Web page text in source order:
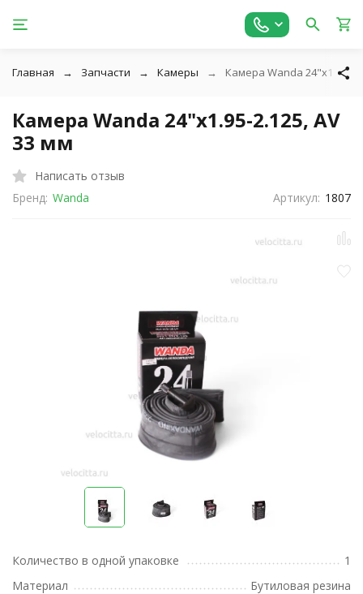
Главная Запчасти Камеры Камера Wanda 24"x1.95-
Камера Wanda 24"x1.95-2.125, AV
33 мм
Написать отзыв
Бренд: Wanda Артикул: 1807
Количество в одной упаковке
1
Материал
Бутиловая резина